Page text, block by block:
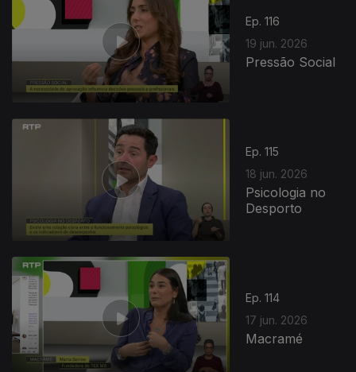
Ep. 116
19 jun. 2026
Pressão Social
Ep. 115
18 jun. 2026
Psicologia no
Desporto
Ep. 114
17 jun. 2026
Macramé